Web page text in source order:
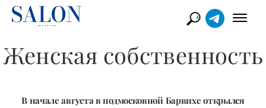
Женская собственность
В начале августа в подмосковной Барвихе открылся